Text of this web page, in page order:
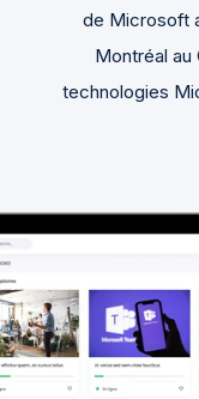
de Microsoft
Montréal au
technologies